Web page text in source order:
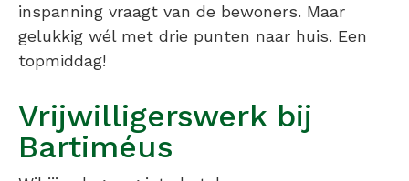
inspanning vraagt van de bewoners. Maar
gelukkig wél met drie punten naar huis. Een
topmiddag!
Vrijwilligerswerk bij
Bartiméus